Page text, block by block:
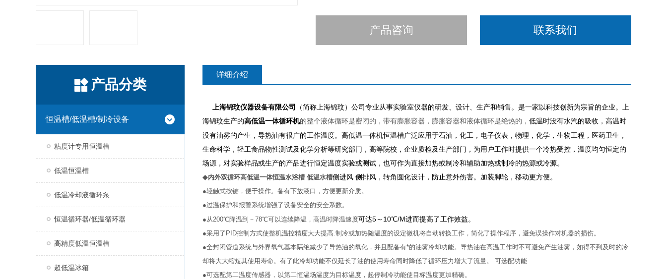
产品咨询 联系我们
产品分类
恒温槽/低温槽/制冷设备
粘度计专用恒温槽
低温恒温槽
低温冷却液循环泵
恒温循环器/低温循环器
高精度低温恒温槽
超低温冰箱
详细介绍
上海锦玟仪器设备有限公司
（简称上海锦玟）公司专业从事实验室仪器的研发、设计、生产和销售。是一家以科技创新为宗旨的企业。上
海锦玟生产的高低温一体循环机的整个液体循环是密闭的，带有膨胀容器，膨胀容器和液体循环是绝热的， 低温时没有水汽的吸收，高温时
没有油雾的产生，导热油有很广的工作温度。高低温一体机恒温槽广泛应用于石油，化工，电子仪表，物理，化学，生物工程，医药卫生，
生命科学，轻工食品物性测试及化学分析等研究部门，高等院校，企业质检及生产部门，为用户工作时提供一个冷热受控，温度均匀恒定的
场源，对实验样品或生产的产品进行恒定温度实验或测试，也可作为直接加热或制冷和辅助加热或制冷的热源或冷源。
◆内外双循环高低温一体恒温水浴槽 低温水槽侧进风 侧排风，转角圆化设计，防止意外伤害。加装脚轮，移动更方便。
●轻触式按键，便于操作。备有下放液口，方便更新介质。
●过温保护和报警系统增强了设备安全的安全系数。
●从200℃降温到－78℃可以连续降温，高温时降温速度可达5～10℃/M进而提高了工作效益。
●采用了PID控制方式使整机温控精度大大提高.制冷或加热随温度的设定微机将自动转换工作，简化了操作程序，避免误操作对机器的损伤。
●全封闭管道系统与外界氧气基本隔绝减少了导热油的氧化，并且配备有*的油雾冷却功能。导热油在高温工作时不可避免产生油雾，如得不到及时的冷
却将大大缩短其使用寿命。有了此冷却功能不仅延长了油的使用寿命同时降低了循环压力增大了流量。 可选配功能
●可选配第二温度传感器，以第二恒温场温度为目标温度，起停制冷功能使目标温度更加精确。